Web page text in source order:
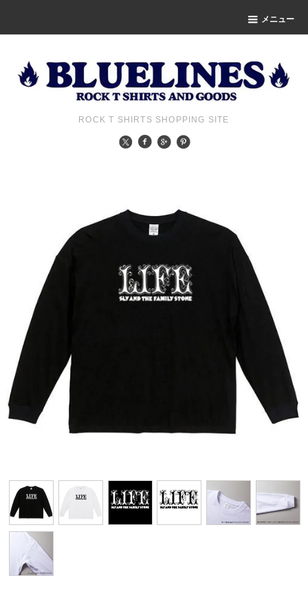
メニュー
ROCK T SHIRTS SHOPPING SITE